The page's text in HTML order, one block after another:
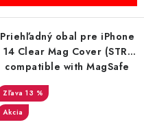
Priehľadný obal pre iPhone
14 Clear Mag Cover (STR)
compatible with MagSafe
13 %
Akcia